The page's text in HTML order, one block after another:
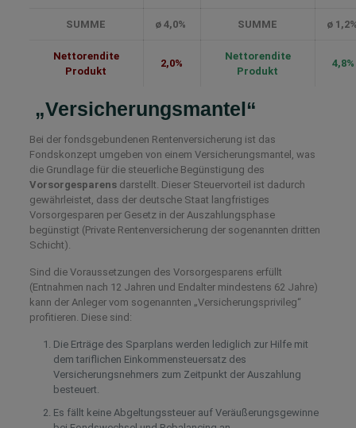
SUMME ø 4,0% SUMME ø
Nettorendite
Produkt
2,0%
Nettorendite
Produkt
4,8%
„Versicherungsmantel“
Bei der fondsgebundenen Rentenversicherung ist das
Fondskonzept umgeben von einem Versicherungsmantel, was
die Grundlage für die steuerliche Begünstigung des
Vorsorgesparensdarstellt. Dieser Steuervorteil ist dadurch
gewährleistet, dass der deutsche Staat langfristiges
Vorsorgesparen per Gesetz in der Auszahlungsphase
begünstigt (Private Rentenversicherung der sogenannten dritten
Schicht).
Sind die Voraussetzungen des Vorsorgesparens erfüllt
(Entnahmen nach 12 Jahren und Endalter mindestens 62 Jahre)
kann der Anleger vom sogenannten „Versicherungsprivileg“
profitieren. Diese sind:
Die Erträge des Sparplans werden lediglich zur Hilfe mit
dem tariflichen Einkommensteuersatz des
Versicherungsnehmers zum Zeitpunkt der Auszahlung
besteuert.
Es fällt keine Abgeltungssteuer auf Veräußerungsgewinne